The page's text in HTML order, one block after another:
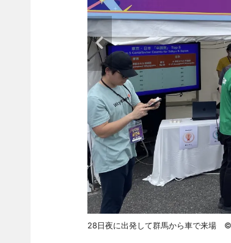
28日夜に出発して群馬から車で来場